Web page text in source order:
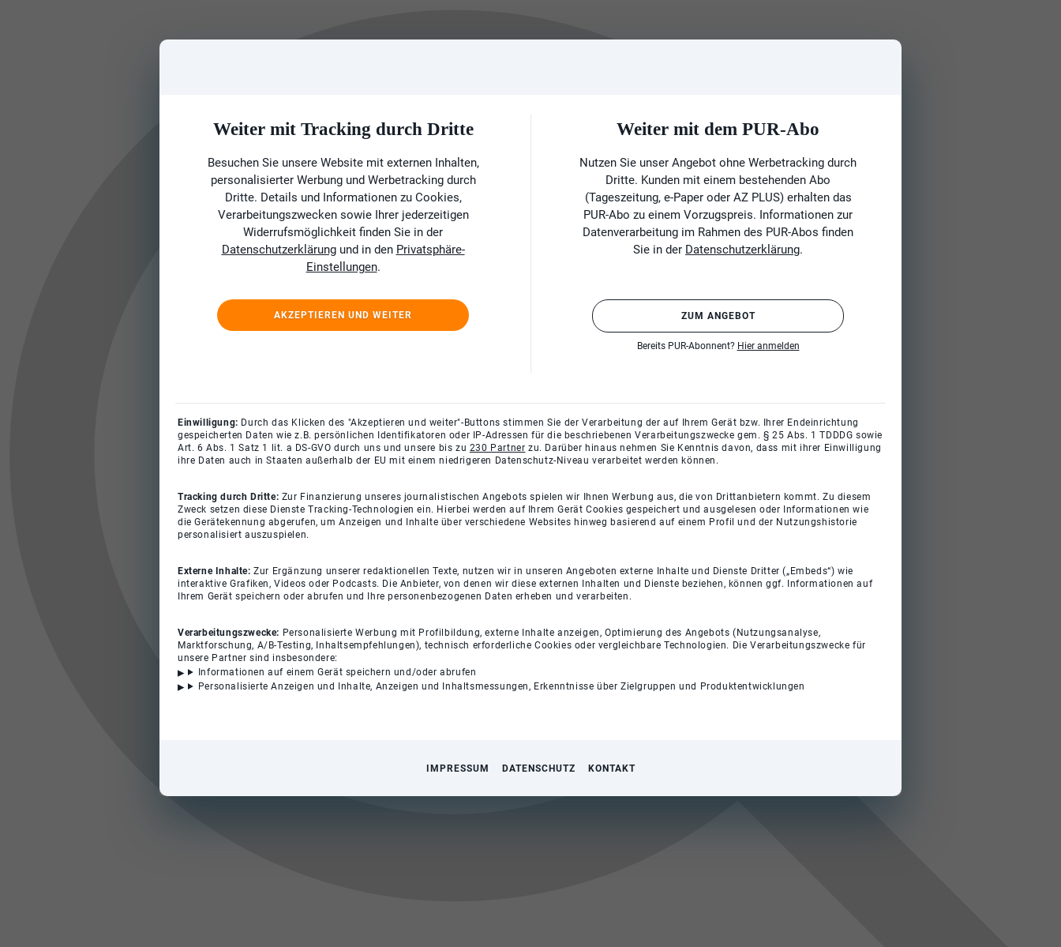
Weiter mit Tracking durch Dritte
Besuchen Sie unsere Website mit externen Inhalten,
personalisierter Werbung und Werbetracking durch
Dritte. Details und Informationen zu Cookies,
Verarbeitungszwecken sowie Ihrer jederzeitigen
Widerrufsmöglichkeit finden Sie in der
Datenschutzerklärungund in den Privatsphäre-
Einstellungen.
AKZEPTIEREN UND WEITER
Weiter mit dem PUR-Abo
Nutzen Sie unser Angebot ohne Werbetracking durch
Dritte. Kunden mit einem bestehenden Abo
(Tageszeitung, e-Paper oder AZ PLUS) erhalten das
PUR-Abo zu einem Vorzugspreis. Informationen zur
Datenverarbeitung im Rahmen des PUR-Abos finden
Sie in der Datenschutzerklärung.
ZUM ANGEBOT
Bereits PUR-Abonnent? Hier anmelden
Einwilligung: Durch das Klicken des "Akzeptieren und weiter"-Buttons stimmen Sie der Verarbeitung der auf Ihrem Gerät bzw. Ihrer Endeinrichtung
gespeicherten Daten wie z.B. persönlichen Identifikatoren oder IP-Adressen für die beschriebenen Verarbeitungszwecke gem. § 25 Abs. 1 TDDDG sowie
Art. 6 Abs. 1 Satz 1 lit. a DS-GVO durch uns und unsere bis zu 230 Partner zu. Darüber hinaus nehmen Sie Kenntnis davon, dass mit ihrer Einwilligung
ihre Daten auch in Staaten außerhalb der EU mit einem niedrigeren Datenschutz-Niveau verarbeitet werden können.
Tracking durch Dritte: Zur Finanzierung unseres journalistischen Angebots spielen wir Ihnen Werbung aus, die von Drittanbietern kommt. Zu diesem
Zweck setzen diese Dienste Tracking-Technologien ein. Hierbei werden auf Ihrem Gerät Cookies gespeichert und ausgelesen oder Informationen wie
die Gerätekennung abgerufen, um Anzeigen und Inhalte über verschiedene Websites hinweg basierend auf einem Profil und der Nutzungshistorie
personalisiert auszuspielen.
Externe Inhalte:Zur Ergänzung unserer redaktionellen Texte, nutzen wir in unseren Angeboten externe Inhalte und Dienste Dritter („Embeds“) wie
interaktive Grafiken, Videos oder Podcasts. Die Anbieter, von denen wir diese externen Inhalten und Dienste beziehen, können ggf. Informationen auf
Ihrem Gerät speichern oder abrufen und Ihre personenbezogenen Daten erheben und verarbeiten.
Verarbeitungszwecke: Personalisierte Werbung mit Profilbildung, externe Inhalte anzeigen, Optimierung des Angebots (Nutzungsanalyse,
Marktforschung, A/B-Testing, Inhaltsempfehlungen), technisch erforderliche Cookies oder vergleichbare Technologien. Die Verarbeitungszwecke für
unsere Partner sind insbesondere:
Informationen auf einem Gerät speichern und/oder abrufen
Personalisierte Anzeigen und Inhalte, Anzeigen und Inhaltsmessungen, Erkenntnisse über Zielgruppen und Produktentwicklungen
IMPRESSUM DATENSCHUTZ KONTAKT